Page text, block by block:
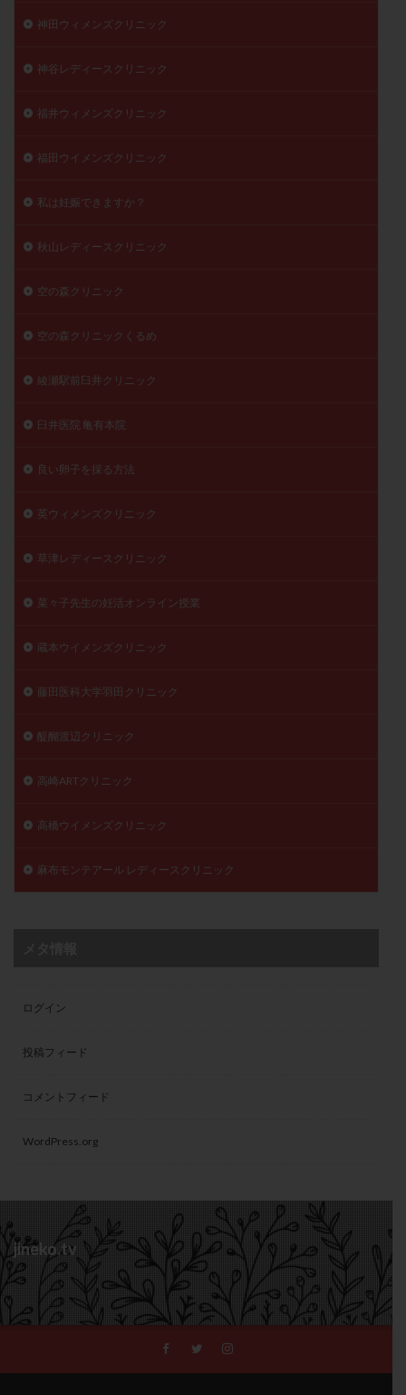
神田ウィメンズクリニック
神谷レディースクリニック
福井ウィメンズクリニック
福田ウイメンズクリニック
私は妊娠できますか？
秋山レディースクリニック
空の森クリニック
空の森クリニックくるめ
綾瀬駅前臼井クリニック
臼井医院 亀有本院
良い卵子を採る方法
英ウィメンズクリニック
草津レディースクリニック
菜々子先生の妊活オンライン授業
蔵本ウイメンズクリニック
藤田医科大学羽田クリニック
醍醐渡辺クリニック
高崎ARTクリニック
高橋ウイメンズクリニック
麻布モンテアール レディースクリニック
ログイン
投稿フィード
コメントフィード
WordPress.org
jineko.tv